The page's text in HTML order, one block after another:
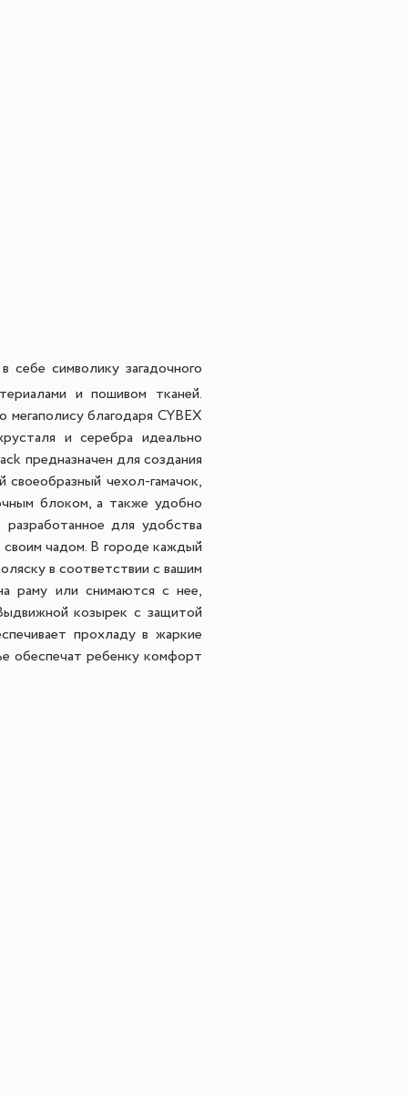
себе символику загадочного
и пошивом тканей.
благодаря CYBEX
и серебра идеально
предназначен для создания
чехол-гамачок,
блоком, а также удобно
для удобства
чадом. В городе каждый
в соответствии с вашим
раму или снимаются с нее,
козырек с защитой
прохладу в жаркие
обеспечат ребенку комфорт